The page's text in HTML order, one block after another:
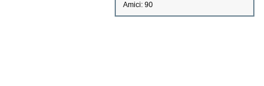
Amici: 90